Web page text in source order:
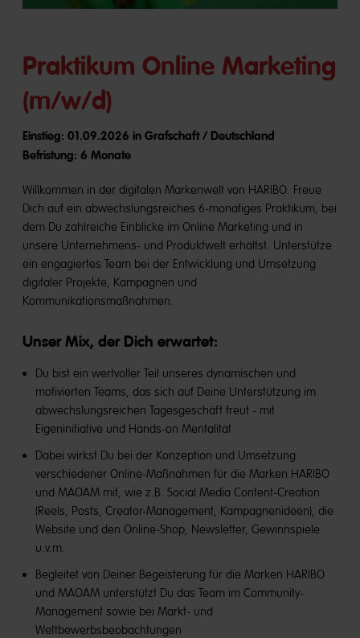
Praktikum Online Marketing
(m/w/d)
Einstieg: 01.09.2026 in Grafschaft / Deutschland
Befristung: 6 Monate
Willkommen in der digitalen Markenwelt von HARIBO. Freue
Dich auf ein abwechslungsreiches 6-monatiges Praktikum, bei
dem Du zahlreiche Einblicke im Online Marketing und in
unsere Unternehmens- und Produktwelt erhältst. Unterstütze
ein engagiertes Team bei der Entwicklung und Umsetzung
digitaler Projekte, Kampagnen und
Kommunikationsmaßnahmen.
Unser Mix, der Dich erwartet:
Du bist ein wertvoller Teil unseres dynamischen und
motivierten Teams, das sich auf Deine Unterstützung im
abwechslungsreichen Tagesgeschäft freut - mit
Eigeninitiative und Hands-on Mentalität
Dabei wirkst Du bei der Konzeption und Umsetzung
verschiedener Online-Maßnahmen für die Marken HARIBO
und MAOAM mit, wie z.B. Social Media Content-Creation
(Reels, Posts, Creator-Management, Kampagnenideen), die
Website und den Online-Shop, Newsletter, Gewinnspiele
u.v.m.
Begleitet von Deiner Begeisterung für die Marken HARIBO
und MAOAM unterstützt Du das Team im Community-
Management sowie bei Markt- und
Wettbewerbsbeobachtungen